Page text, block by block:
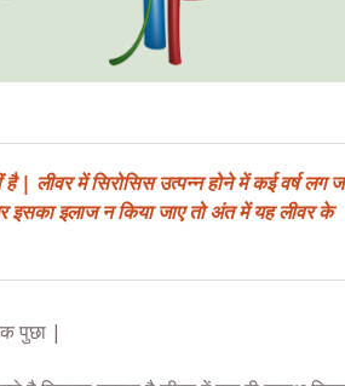
| लीवर में सिरोसिस उत्पन्न होने में कई वर्ष लग
इलाज न किया जाए तो अंत में यह लीवर के
पुछा |